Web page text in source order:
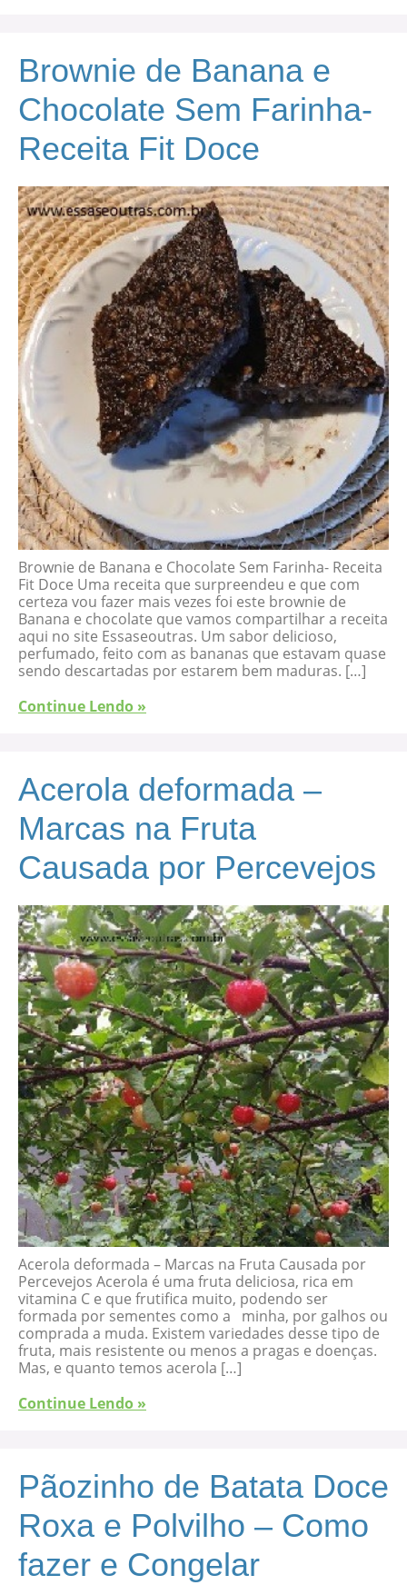
Brownie de Banana e
Chocolate Sem Farinha-
Receita Fit Doce
Brownie de Banana e Chocolate Sem Farinha- Receita
Fit Doce Uma receita que surpreendeu e que com
certeza vou fazer mais vezes foi este brownie de
Banana e chocolate que vamos compartilhar a receita
aqui no site Essaseoutras. Um sabor delicioso,
perfumado, feito com as bananas que estavam quase
sendo descartadas por estarem bem maduras. […]
Continue Lendo »
Acerola deformada –
Marcas na Fruta
Causada por Percevejos
Acerola deformada – Marcas na Fruta Causada por
Percevejos Acerola é uma fruta deliciosa, rica em
vitamina C e que frutifica muito, podendo ser
formada por sementes como a minha, por galhos ou
comprada a muda. Existem variedades desse tipo de
fruta, mais resistente ou menos a pragas e doenças.
Mas, e quanto temos acerola […]
Continue Lendo »
Pãozinho de Batata Doce
Roxa e Polvilho – Como
fazer e Congelar